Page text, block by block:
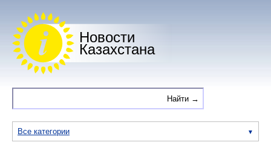
Новости
Казахстана
Все категории